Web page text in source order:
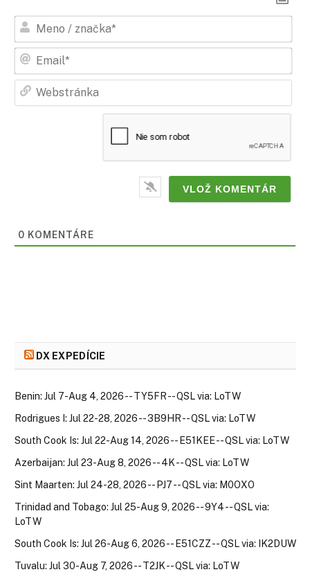
0 KOMENTÁRE
DX EXPEDÍCIE
Benin: Jul 7-Aug 4, 2026 -- TY5FR -- QSL via: LoTW
Rodrigues I: Jul 22-28, 2026 -- 3B9HR -- QSL via: LoTW
South Cook Is: Jul 22-Aug 14, 2026 -- E51KEE -- QSL via: LoTW
Azerbaijan: Jul 23-Aug 8, 2026 -- 4K -- QSL via: LoTW
Sint Maarten: Jul 24-28, 2026 -- PJ7 -- QSL via: M0OXO
Trinidad and Tobago: Jul 25-Aug 9, 2026 -- 9Y4 -- QSL via:
LoTW
South Cook Is: Jul 26-Aug 6, 2026 -- E51CZZ -- QSL via: IK2DUW
Tuvalu: Jul 30-Aug 7, 2026 -- T2JK -- QSL via: LoTW